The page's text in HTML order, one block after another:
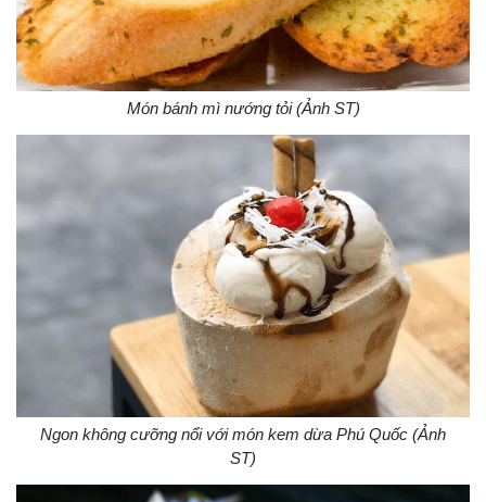
Món bánh mì nướng tỏi (Ảnh ST)
Ngon không cưỡng nổi với món kem dừa Phú Quốc (Ảnh
ST)